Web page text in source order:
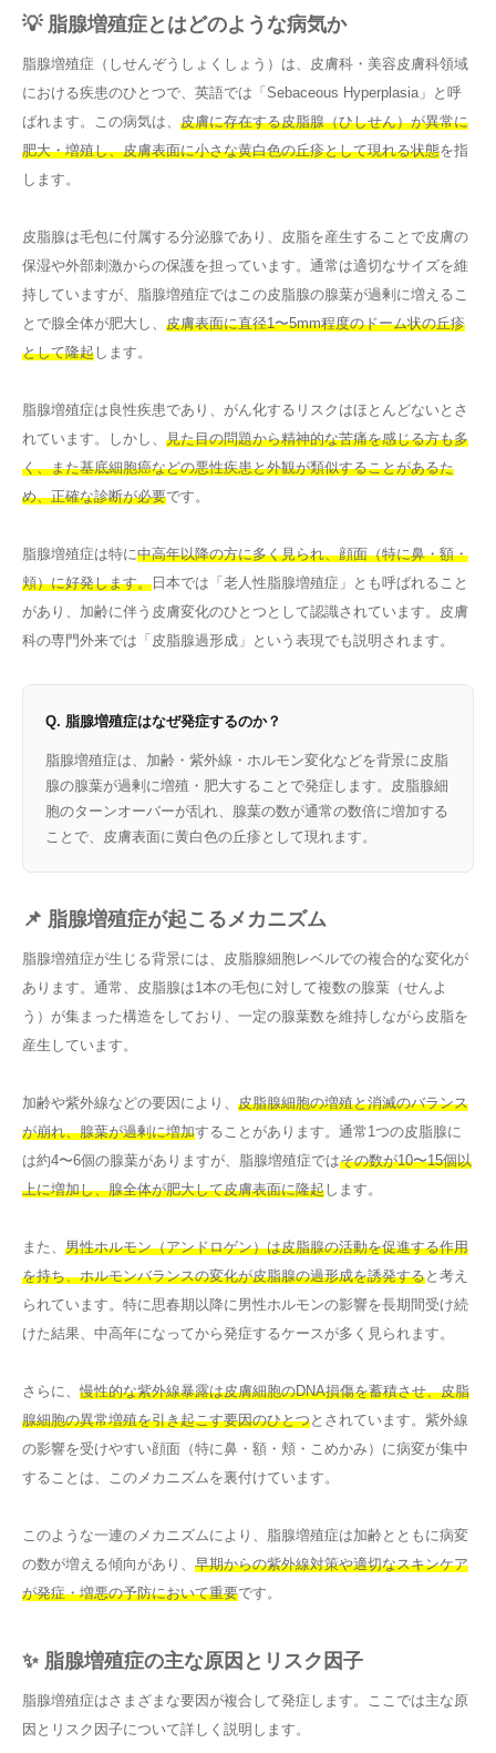
💡 脂腺増殖症とはどのような病気か
脂腺増殖症（しせんぞうしょくしょう）は、皮膚科・美容皮膚科領域
における疾患のひとつで、英語では「Sebaceous Hyperplasia」と呼
ばれます。この病気は、 皮膚に存在する皮脂腺（ひしせん）が異常に
肥大・増殖し、皮膚表面に小さな黄白色の丘疹として現れる状態を指
します。
皮脂腺は毛包に付属する分泌腺であり、皮脂を産生することで皮膚の
保湿や外部刺激からの保護を担っています。通常は適切なサイズを維
持していますが、脂腺増殖症ではこの皮脂腺の腺葉が過剰に増えるこ
とで腺全体が肥大し、 皮膚表面に直径1〜5mm程度のドーム状の丘疹
として隆起 します。
脂腺増殖症は良性疾患であり、がん化するリスクはほとんどないとさ
れています。しかし、 見た目の問題から精神的な苦痛を感じる方も多
く、また基底細胞癌などの悪性疾患と外観が類似することがあるた
め、正確な診断が必要です。
脂腺増殖症は特に中高年以降の方に多く見られ、顔面（特に鼻・額・
頬）に好発します。 日本では「老人性脂腺増殖症」とも呼ばれること
があり、加齢に伴う皮膚変化のひとつとして認識されています。皮膚
科の専門外来では「皮脂腺過形成」という表現でも説明されます。
Q. 脂腺増殖症はなぜ発症するのか？
脂腺増殖症は、加齢・紫外線・ホルモン変化などを背景に皮脂
腺の腺葉が過剰に増殖・肥大することで発症します。皮脂腺細
胞のターンオーバーが乱れ、腺葉の数が通常の数倍に増加する
ことで、皮膚表面に黄白色の丘疹として現れます。
📌 脂腺増殖症が起こるメカニズム
脂腺増殖症が生じる背景には、皮脂腺細胞レベルでの複合的な変化が
あります。通常、皮脂腺は1本の毛包に対して複数の腺葉（せんよ
う）が集まった構造をしており、一定の腺葉数を維持しながら皮脂を
産生しています。
加齢や紫外線などの要因により、 皮脂腺細胞の増殖と消滅のバランス
が崩れ、腺葉が過剰に増加することがあります。通常1つの皮脂腺に
は約4〜6個の腺葉がありますが、脂腺増殖症ではその数が10〜15個以
上に増加し、腺全体が肥大して皮膚表面に隆起 します。
また、 男性ホルモン（アンドロゲン）は皮脂腺の活動を促進する作用
を持ち、ホルモンバランスの変化が皮脂腺の過形成を誘発すると考え
られています。特に思春期以降に男性ホルモンの影響を長期間受け続
けた結果、中高年になってから発症するケースが多く見られます。
さらに、 慢性的な紫外線暴露は皮膚細胞のDNA損傷を蓄積させ、皮脂
腺細胞の異常増殖を引き起こす要因のひとつとされています。紫外線
の影響を受けやすい顔面（特に鼻・額・頬・こめかみ）に病変が集中
することは、このメカニズムを裏付けています。
このような一連のメカニズムにより、脂腺増殖症は加齢とともに病変
の数が増える傾向があり、 早期からの紫外線対策や適切なスキンケア
が発症・増悪の予防において重要です。
✨ 脂腺増殖症の主な原因とリスク因子
脂腺増殖症はさまざまな要因が複合して発症します。ここでは主な原
因とリスク因子について詳しく説明します。